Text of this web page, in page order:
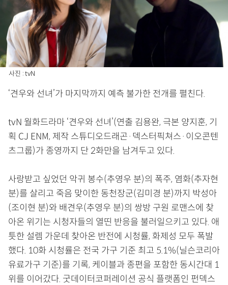
사진 : tvN
‘견우와 선녀’가 마지막까지 예측 불가한 전개를 펼친다.
tvN 월화드라마 ‘견우와 선녀’(연출 김용완, 극본 양지훈, 기
획 CJ ENM, 제작 스튜디오드래곤·덱스터픽쳐스·이오콘텐
츠그룹)가 종영까지 단 2화만을 남겨두고 있다.
사랑받고 싶었던 악귀 봉수(추영우 분)의 폭주, 염화(추자현
분)를 살리고 죽음 맞이한 동천장군(김미경 분)까지 박성아
(조이현 분)와 배견우(추영우 분)의 쌍방 구원 로맨스에 찾
아온 위기는 시청자들의 열띤 반응을 불러일으키고 있다. 애
틋한 설렘 가운데 찾아온 반전에 시청률, 화제성 모두 폭발
했다. 10화 시청률은 전국 가구 기준 최고 5.1%(닐슨코리아
유료가구 기준)를 기록, 케이블과 종편을 포함한 동시간대 1
위를 이어갔다. 굿데이터코퍼레이션 공식 플랫폼인 펀덱스